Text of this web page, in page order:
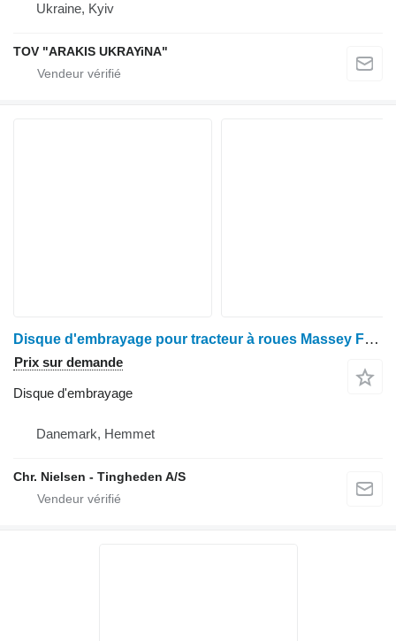
Ukraine, Kyiv
TOV "ARAKIS UKRAYiNA"
Disque d'embrayage pour tracteur à roues Massey Ferguson 6465
Prix sur demande
Disque d'embrayage
Danemark, Hemmet
Chr. Nielsen - Tingheden A/S